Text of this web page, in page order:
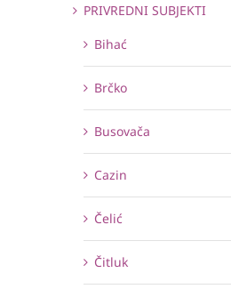
PRIVREDNI SUBJEKTI
Bihać
Brčko
Busovača
Cazin
Čelić
Čitluk